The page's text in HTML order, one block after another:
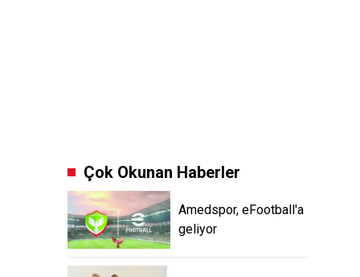
Çok Okunan Haberler
Amedspor, eFootball'a
geliyor